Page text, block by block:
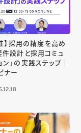
】採用の精度を高め
件設計と採用コミュ
」の実践ステップ｜
ナー